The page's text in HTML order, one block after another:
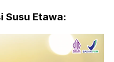
Susu Etawa: